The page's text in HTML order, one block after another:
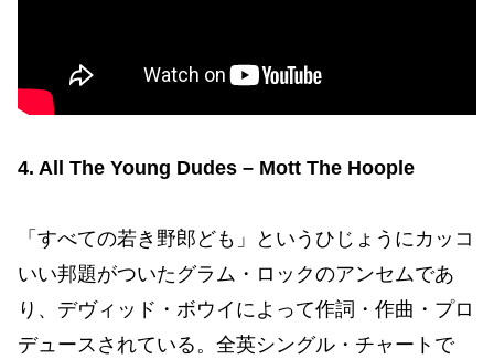
4. All The Young Dudes – Mott The Hoople
「すべての若き野郎ども」というひじょうにカッコ
いい邦題がついたグラム・ロックのアンセムであ
り、デヴィッド・ボウイによって作詞・作曲・プロ
デュースされている。全英シングル・チャートで